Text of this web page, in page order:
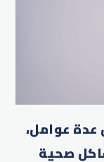
عدة عوامل،
صحية